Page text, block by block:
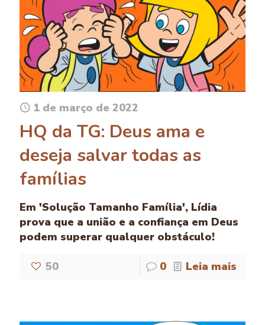
1 de março de 2022
HQ da TG: Deus ama e
deseja salvar todas as
famílias
Em 'Solução Tamanho Família', Lídia
prova que a união e a confiança em Deus
podem superar qualquer obstáculo!
50 0 Leia mais